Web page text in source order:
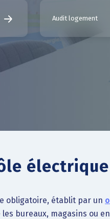
Audit logement
obligatoire, établit par un
bureaux, magasins ou